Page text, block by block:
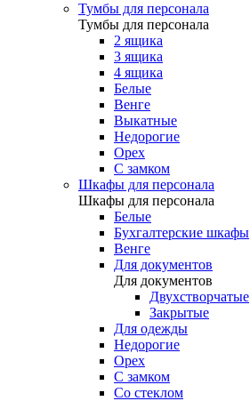
Тумбы для персонала
Тумбы для персонала
2 ящика
3 ящика
4 ящика
Белые
Венге
Выкатные
Недорогие
Орех
С замком
Шкафы для персонала
Шкафы для персонала
Белые
Бухгалтерские шкафы
Венге
Для документов
Для документов
Двухстворчатые
Закрытые
Для одежды
Недорогие
Орех
С замком
Со стеклом